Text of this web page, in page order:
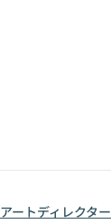
アートディレクター